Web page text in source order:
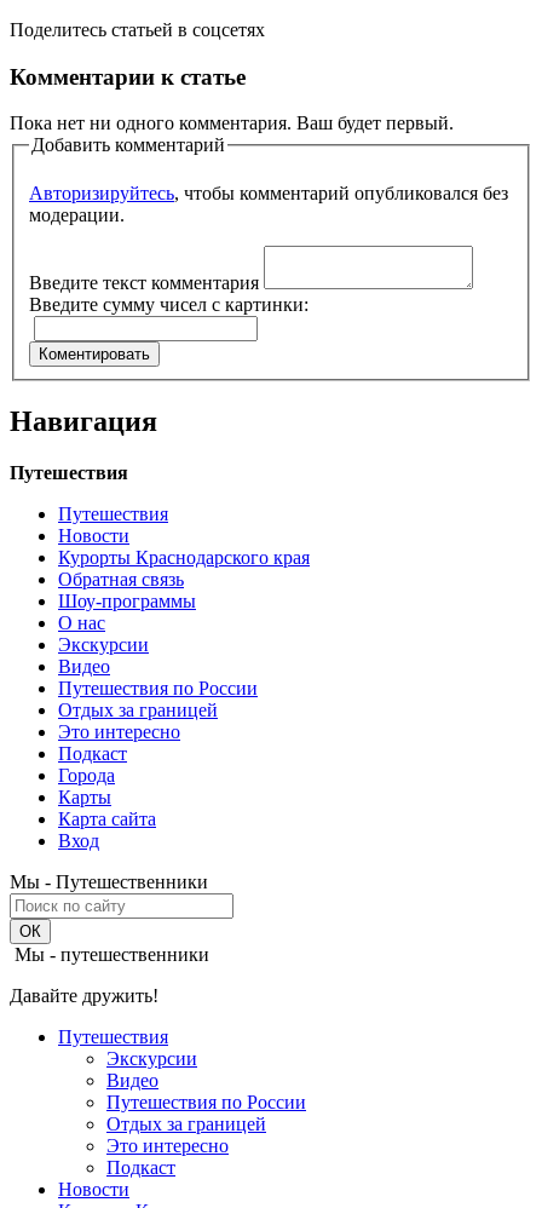
Поделитесь статьей в соцсетях
Комментарии к статье
Пока нет ни одного комментария. Ваш будет первый.
Добавить комментарий
Авторизируйтесь, чтобы комментарий опубликовался без
модерации.
Введите текст комментария
Введите сумму чисел с картинки:
Навигация
Путешествия
Путешествия
Новости
Курорты Краснодарского края
Обратная связь
Шоу-программы
О нас
Экскурсии
Видео
Путешествия по России
Отдых за границей
Это интересно
Подкаст
Города
Карты
Карта сайта
Вход
Мы - Путешественники
Мы - путешественники
Давайте дружить!
Путешествия
Экскурсии
Видео
Путешествия по России
Отдых за границей
Это интересно
Подкаст
Новости